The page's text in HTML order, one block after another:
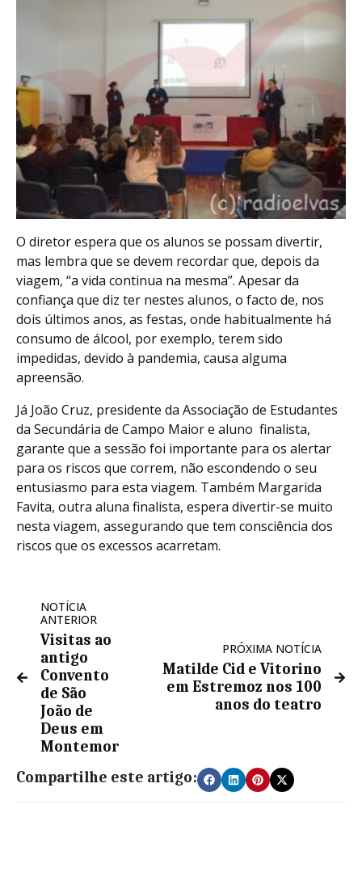
O diretor espera que os alunos se possam divertir,
mas lembra que se devem recordar que, depois da
viagem, “a vida continua na mesma”. Apesar da
confiança que diz ter nestes alunos, o facto de, nos
dois últimos anos, as festas, onde habitualmente há
consumo de álcool, por exemplo, terem sido
impedidas, devido à pandemia, causa alguma
apreensão.
Já João Cruz, presidente da Associação de Estudantes
da Secundária de Campo Maior e aluno finalista,
garante que a sessão foi importante para os alertar
para os riscos que correm, não escondendo o seu
entusiasmo para esta viagem. Também Margarida
Favita, outra aluna finalista, espera divertir-se muito
nesta viagem, assegurando que tem consciência dos
riscos que os excessos acarretam.
NOTÍCIA
ANTERIOR
Visitas ao
antigo
Convento
de São
João de
Deus em
Montemor
PRÓXIMA NOTÍCIA
Matilde Cid e Vitorino
em Estremoz nos 100
anos do teatro
Compartilhe este artigo: